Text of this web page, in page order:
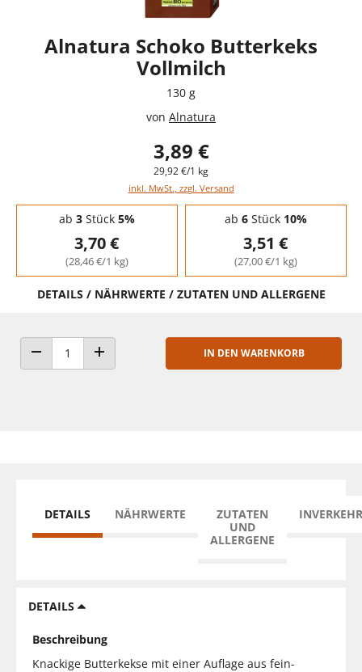
Alnatura Schoko Butterkeks
Vollmilch
130 g
von Alnatura
3,89 €
29,92 €/1 kg
inkl. MwSt., zzgl. Versand
Staffelpreise - Mengenrabatt
ab 3Stück 5%
3,70 €
(28,46 €/1 kg)
ab 6Stück 10%
3,51 €
(27,00 €/1 kg)
DETAILS / NÄHRWERTE / ZUTATEN UND ALLERGENE
ANZAHL VERRINGERNANZAHL ERHÖHEN
IN DEN WARENKORB
DETAILS NÄHRWERTE
ZUTATEN
UND
ALLERGENE
DETAILS
Beschreibung
Knackige Butterkekse mit einer Auflage aus fein-